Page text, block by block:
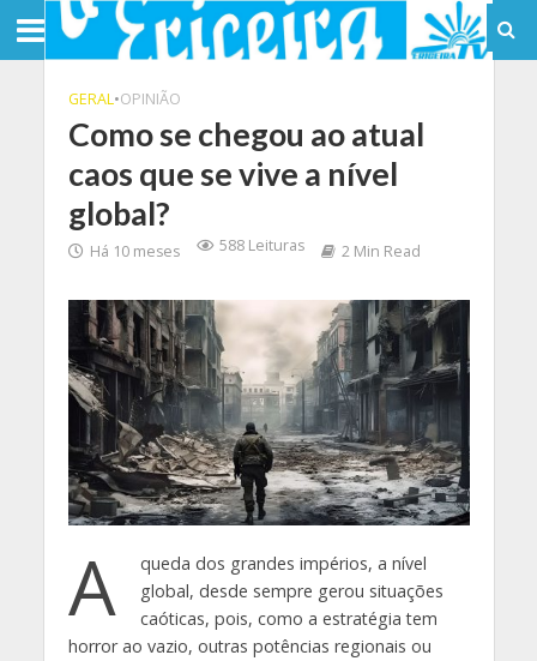
GERAL•OPINIÃO
Como se chegou ao atual
caos que se vive a nível
global?
Há 10 meses 588 Leituras 2 Min Read
A
queda dos grandes impérios, a nível
global, desde sempre gerou situações
caóticas, pois, como a estratégia tem
horror ao vazio, outras potências regionais ou